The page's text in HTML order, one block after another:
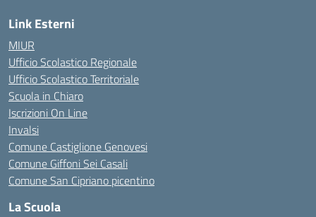
Link Esterni
MIUR
Ufficio Scolastico Regionale
Ufficio Scolastico Territoriale
Scuola in Chiaro
Iscrizioni On Line
Invalsi
Comune Castiglione Genovesi
Comune Giffoni Sei Casali
Comune San Cipriano picentino
La Scuola